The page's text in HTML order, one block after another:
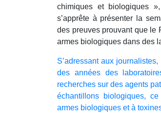
chimiques et biologiques
s’apprête à présenter la
des preuves prouvant que le
armes biologiques dans des
S’adressant aux
des années des
recherches sur des agents
échantillons biologiques,
armes biologiques et à